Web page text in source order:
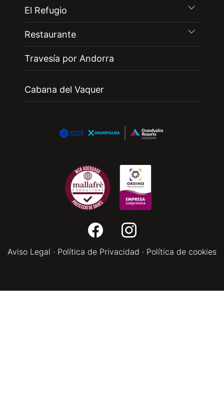
El Refugio
Restaurante
Travesía por Andorra
Cabana del Vaquer
Aviso Legal · Política de Privacidad · Política de cookies